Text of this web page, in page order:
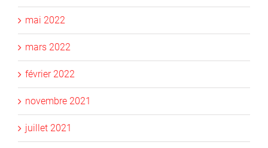
mai 2022
mars 2022
février 2022
novembre 2021
juillet 2021